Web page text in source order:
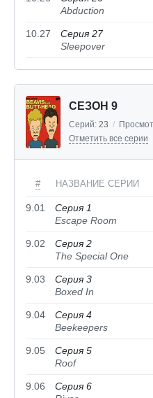
Abduction
10.27
Серия 27
Sleepover
СЕЗОН 9
Серий: 23 /
Отметить все серии
# НАЗВАНИЕ СЕРИИ
9.01
Серия 1
Escape Room
9.02
Серия 2
The Special One
9.03
Серия 3
Boxed In
9.04
Серия 4
Beekeepers
9.05
Серия 5
Roof
9.06
Серия 6